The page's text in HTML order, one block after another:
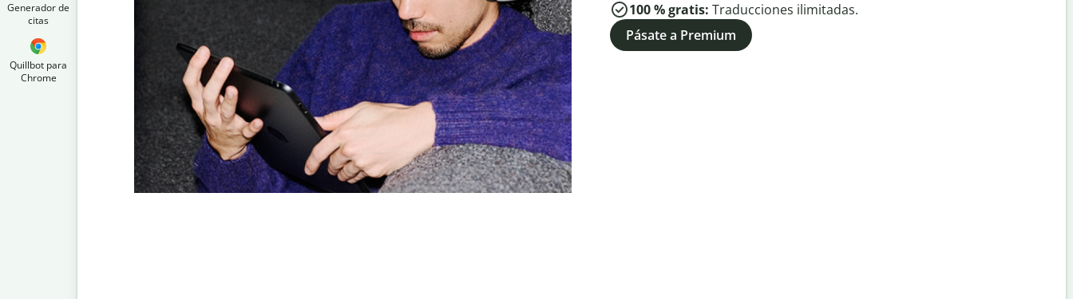
Generador de
citas
Quillbot para
Chrome
100 % gratis: Traducciones ilimitadas.
Pásate a Premium